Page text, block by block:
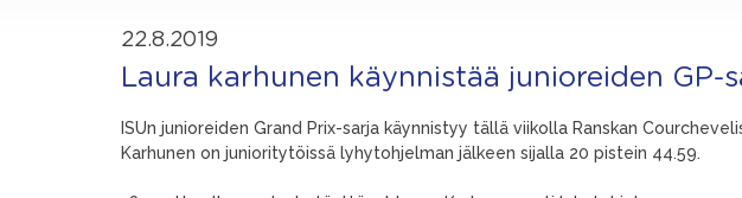
22.8.2019
Laura karhunen käynnistää junioreiden GP-
ISUn junioreiden Grand Prix-sarja käynnistyy tällä viikolla Ranskan
Karhunen on junioritytöissä lyhytohjelman jälkeen sijalla 20 pistein 44.59.